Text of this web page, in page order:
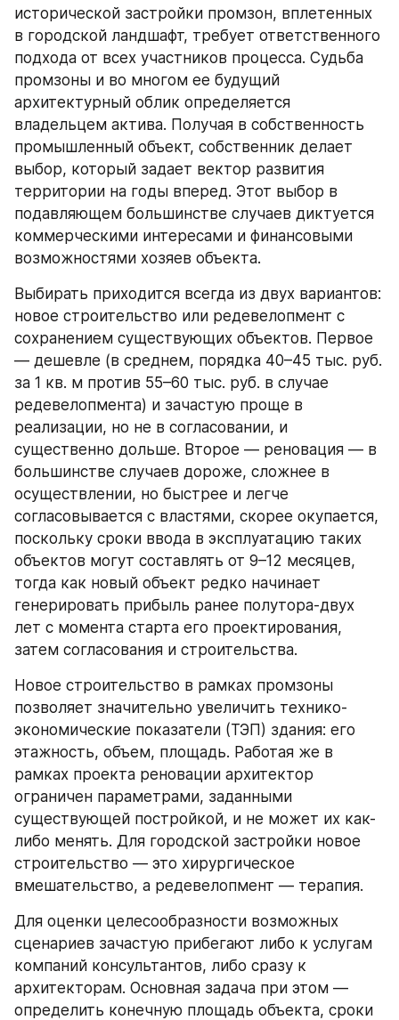
исторической застройки промзон, вплетенных
в городской ландшафт, требует ответственного
подхода от всех участников процесса. Судьба
промзоны и во многом ее будущий
архитектурный облик определяется
владельцем актива. Получая в собственность
промышленный объект, собственник делает
выбор, который задает вектор развития
территории на годы вперед. Этот выбор в
подавляющем большинстве случаев диктуется
коммерческими интересами и финансовыми
возможностями хозяев объекта.
Выбирать приходится всегда из двух вариантов:
новое строительство или редевелопмент с
сохранением существующих объектов. Первое
— дешевле (в среднем, порядка 40–45 тыс. руб.
за 1 кв. м против 55–60 тыс. руб. в случае
редевелопмента) и зачастую проще в
реализации, но не в согласовании, и
существенно дольше. Второе — реновация — в
большинстве случаев дороже, сложнее в
осуществлении, но быстрее и легче
согласовывается с властями, скорее окупается,
поскольку сроки ввода в эксплуатацию таких
объектов могут составлять от 9–12 месяцев,
тогда как новый объект редко начинает
генерировать прибыль ранее полутора-двух
лет с момента старта его проектирования,
затем согласования и строительства.
Новое строительство в рамках промзоны
позволяет значительно увеличить технико-
экономические показатели (ТЭП) здания: его
этажность, объем, площадь. Работая же в
рамках проекта реновации архитектор
ограничен параметрами, заданными
существующей постройкой, и не может их как-
либо менять. Для городской застройки новое
строительство — это хирургическое
вмешательство, а редевелопмент — терапия.
Для оценки целесообразности возможных
сценариев зачастую прибегают либо к услугам
компаний консультантов, либо сразу к
архитекторам. Основная задача при этом —
определить конечную площадь объекта, сроки